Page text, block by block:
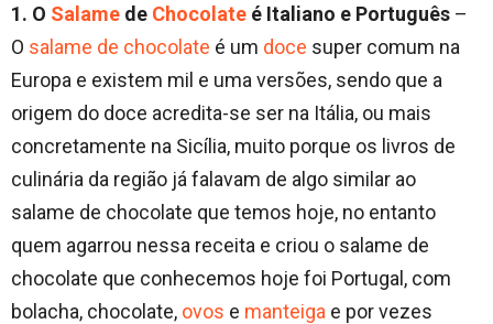
1. O Salame de Chocolate é Italiano e Português –
O salame de chocolate é um doce super comum na
Europa e existem mil e uma versões, sendo que a
origem do doce acredita-se ser na Itália, ou mais
concretamente na Sicília, muito porque os livros de
culinária da região já falavam de algo similar ao
salame de chocolate que temos hoje, no entanto
quem agarrou nessa receita e criou o salame de
chocolate que conhecemos hoje foi Portugal, com
bolacha, chocolate, ovos e manteiga e por vezes